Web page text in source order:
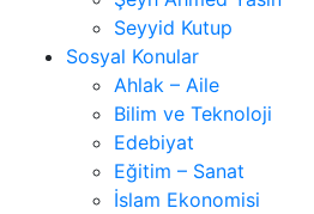
Seyyid Kutup
Sosyal Konular
Ahlak – Aile
Bilim ve Teknoloji
Edebiyat
Eğitim – Sanat
İslam Ekonomisi